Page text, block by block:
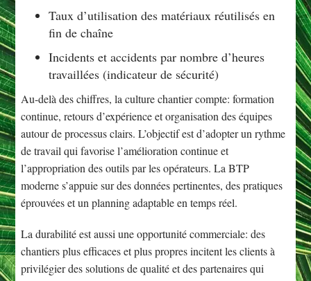
Taux d’utilisation des matériaux réutilisés en
fin de chaîne
Incidents et accidents par nombre d’heures
travaillées (indicateur de sécurité)
Au-delà des chiffres, la culture chantier compte: formation
continue, retours d’expérience et organisation des équipes
autour de processus clairs. L’objectif est d’adopter un rythme
de travail qui favorise l’amélioration continue et
l’appropriation des outils par les opérateurs. La BTP
moderne s’appuie sur des données pertinentes, des pratiques
éprouvées et un planning adaptable en temps réel.
La durabilité est aussi une opportunité commerciale: des
chantiers plus efficaces et plus propres incitent les clients à
privilégier des solutions de qualité et des partenaires qui